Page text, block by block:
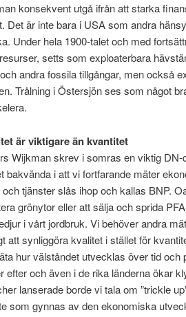
konsekvent utgå ifrån att starka
Det är inte bara i USA som andra
Under hela 1900-talet och med
setts som exploaterbara
andra fossila tillgångar, men också
Trålning i Östersjön ses som något
är viktigare än kvantitet
Wijkman skrev i somras en viktig
bakvända i att vi fortfarande mäter
tjänster slås ihop och kallas BNP.
grönytor eller att sälja och sprida
i vårt jordbruk. Vi behöver andra
att synliggöra kvalitet i stället för
hur välståndet utvecklas över tid
efter och även i de rika länderna ökar
lanserade borde vi tala om ”trickle
som gynnas av den ekonomiska